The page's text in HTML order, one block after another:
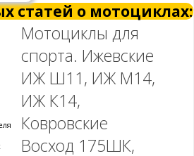
статей о мотоциклах:
Мотоциклы для
спорта. Ижевские
ИЖ Ш11, ИЖ М14,
ИЖ К14,
Ковровские
Восход 175ШК,